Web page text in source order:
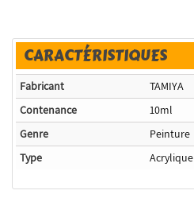
CARACTÉRISTIQUES
Fabricant
TAMIYA
Contenance
10ml
Genre
Peinture
Type
Acrylique